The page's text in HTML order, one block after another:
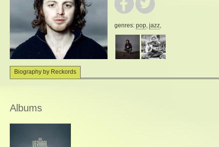
genres: pop, jazz,
Biography by Reckords
Albums